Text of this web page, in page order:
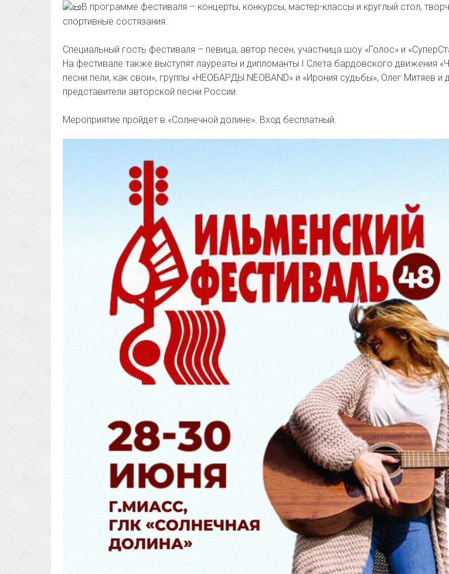
В программе фестиваля – концерты, конкурсы, мастер-классы и круглый стол,
спортивные состязания.
Специальный гость фестиваля – певица, автор песен, участница шоу «Голос» и
На фестивале также выступят лауреаты и дипломанты I Слета бардовского движения
песни пели, как свои», группы «НЕОБАРДЫ.NEOBAND» и «Ирония судьбы», Олег Митяев и
представители авторской песни России.
Мероприятие пройдет в «Солнечной долине». Вход бесплатный.